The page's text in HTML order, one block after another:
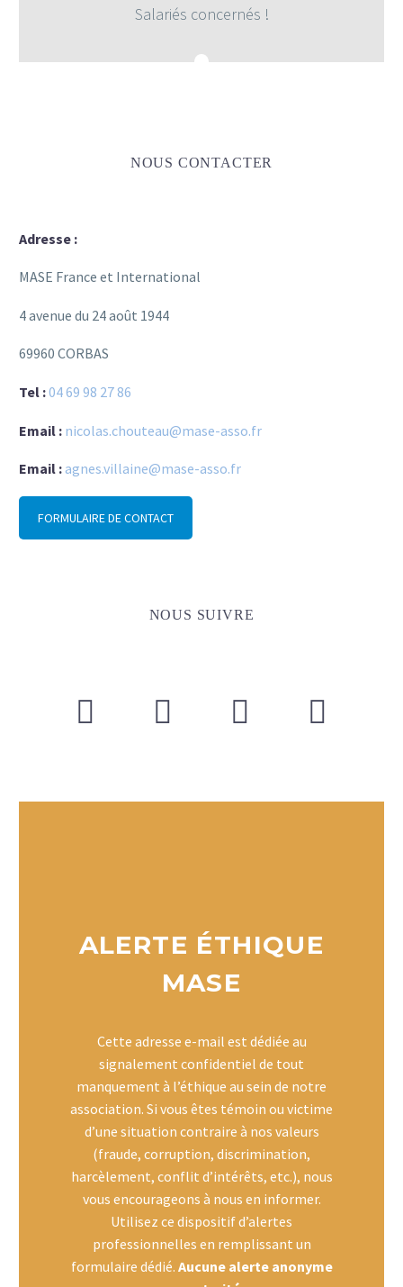
Salariés concernés !
NOUS CONTACTER
Adresse :
MASE France et International
4 avenue du 24 août 1944
69960 CORBAS
Tel :04 69 98 27 86
Email : nicolas.chouteau@mase-asso.fr
Email : agnes.villaine@mase-asso.fr
FORMULAIRE DE CONTACT
NOUS SUIVRE
ALERTE ÉTHIQUE
MASE
Cette adresse e-mail est dédiée au
signalement confidentiel de tout
manquement à l’éthique au sein de notre
association. Si vous êtes témoin ou victime
d’une situation contraire à nos valeurs
(fraude, corruption, discrimination,
harcèlement, conflit d’intérêts, etc.), nous
vous encourageons à nous en informer.
Utilisez ce dispositif d’alertes
professionnelles en remplissant un
formulaire dédié. Aucune alerte anonyme